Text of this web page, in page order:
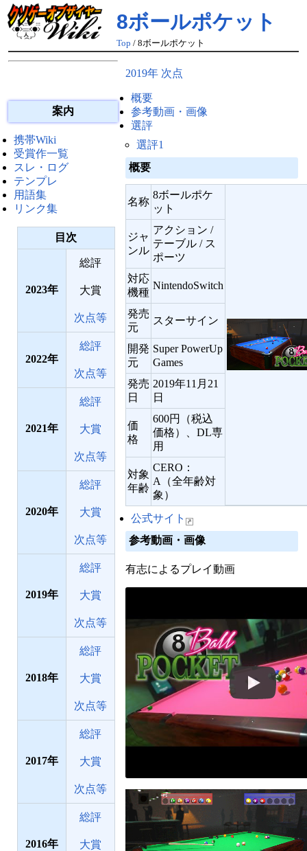
8ボールポケット
Top / 8ボールポケット
案内
携帯Wiki
受賞作一覧
スレ・ログ
テンプレ
用語集
リンク集
目次
2023
総評
大賞
次点等
2022
総評
次点等
2021
総評
大賞
次点等
2020
総評
大賞
次点等
2019
総評
大賞
次点等
2018
総評
大賞
次点等
2017
総評
大賞
次点等
2016
総評
大賞
2019年 次点
概要
参考動画・画像
選評
選評1
概要
名称
8ボールポケ
ット
ジャ
ンル
アクション /
テーブル / ス
ポーツ
対応
機種
NintendoSwitch
発売
元
スターサイン
開発
元
Super PowerUp
Games
発売
日
2019年11月21
日
価
格
600円（税込
価格）、DL専
用
対象
年齢
CERO：
A（全年齢対
象）
公式サイト
参考動画・画像
有志によるプレイ動画